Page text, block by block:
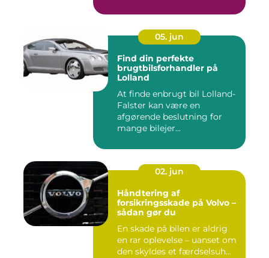
05. jun
Find din perfekte
brugtbilsforhandler på
Lolland
At finde enbrugt bil Lolland-
Falster kan være en
afgørende beslutning for
mange bilejer...
02. jun
Håndtering af
forsikringsskade på Volvo –
sådan gør du
En skade på bilen er aldrig
en rar oplevelse – uanset om
den skyldes et færdselsuh...